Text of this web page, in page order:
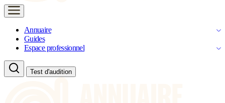
Annuaire
Guides
Espace professionnel
Test d'audition